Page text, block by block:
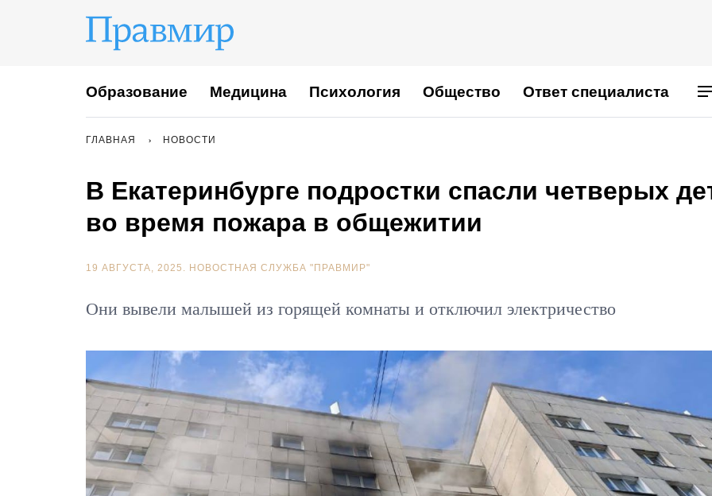
Образование Медицина Психология Общество Ответ специалиста
ГЛАВНАЯ НОВОСТИ
В Екатеринбурге подростки спасли четверых
во время пожара в общежитии
19 АВГУСТА, 2025. НОВОСТНАЯ СЛУЖБА "ПРАВМИР"
Они вывели малышей из горящей комнаты и отключил электричество